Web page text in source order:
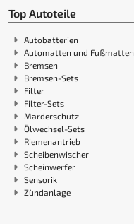
Top Autoteile
Autobatterien
Automatten und Fußmatten
Bremsen
Bremsen-Sets
Filter
Filter-Sets
Marderschutz
Ölwechsel-Sets
Riemenantrieb
Scheibenwischer
Scheinwerfer
Sensorik
Zündanlage